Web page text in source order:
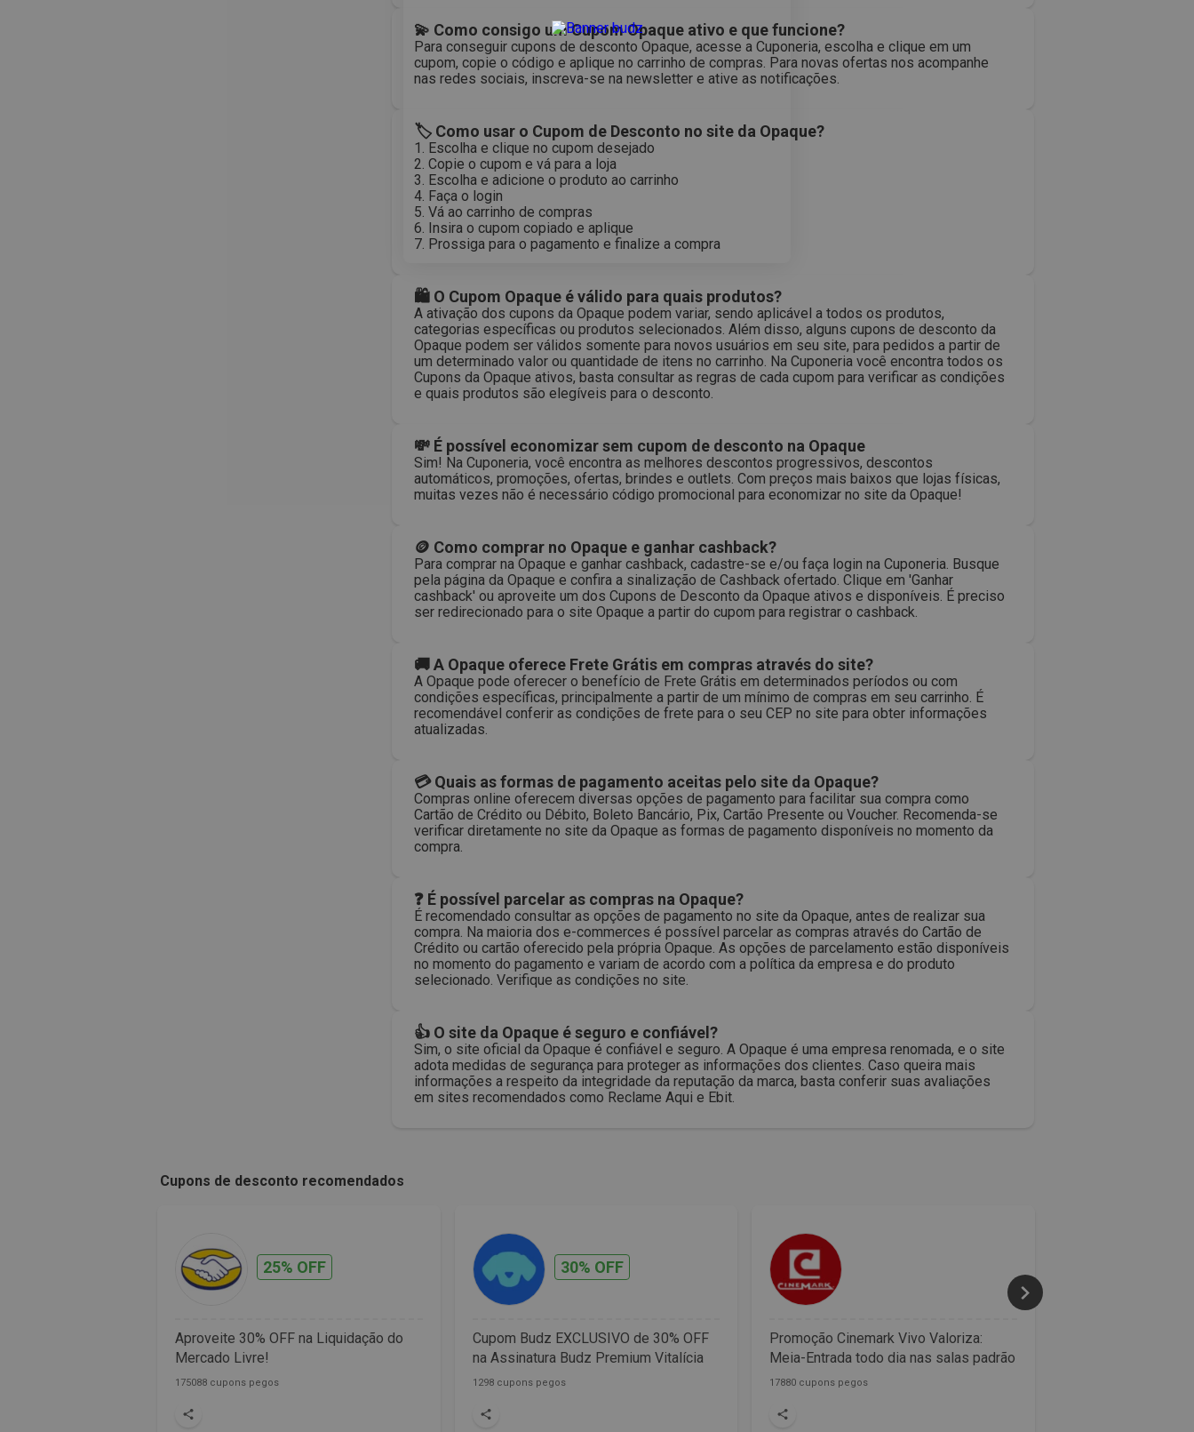
💫 Como consigo um Cupom Opaque ativo e que funcione?
Para conseguir cupons de desconto Opaque, acesse a Cuponeria, escolha e clique em um
cupom, copie o código e aplique no carrinho de compras. Para novas ofertas nos acompanhe
nas redes sociais, inscreva-se na newsletter e ative as notificações.
🏷 Como usar o Cupom de Desconto no site da Opaque?
1. Escolha e clique no cupom desejado
2. Copie o cupom e vá para a loja
3. Escolha e adicione o produto ao carrinho
4. Faça o login
5. Vá ao carrinho de compras
6. Insira o cupom copiado e aplique
7. Prossiga para o pagamento e finalize a compra
🛍 O Cupom Opaque é válido para quais produtos?
A ativação dos cupons da Opaque podem variar, sendo aplicável a todos os produtos,
categorias específicas ou produtos selecionados. Além disso, alguns cupons de desconto da
Opaque podem ser válidos somente para novos usuários em seu site, para pedidos a partir de
um determinado valor ou quantidade de itens no carrinho. Na Cuponeria você encontra todos os
Cupons da Opaque ativos, basta consultar as regras de cada cupom para verificar as condições
e quais produtos são elegíveis para o desconto.
💸 É possível economizar sem cupom de desconto na Opaque
Sim! Na Cuponeria, você encontra as melhores descontos progressivos, descontos
automáticos, promoções, ofertas, brindes e outlets. Com preços mais baixos que lojas físicas,
muitas vezes não é necessário código promocional para economizar no site da Opaque!
🪙 Como comprar no Opaque e ganhar cashback?
Para comprar na Opaque e ganhar cashback, cadastre-se e/ou faça login na Cuponeria. Busque
pela página da Opaque e confira a sinalização de Cashback ofertado. Clique em 'Ganhar
cashback' ou aproveite um dos Cupons de Desconto da Opaque ativos e disponíveis. É preciso
ser redirecionado para o site Opaque a partir do cupom para registrar o cashback.
🚚 A Opaque oferece Frete Grátis em compras através do site?
A Opaque pode oferecer o benefício de Frete Grátis em determinados períodos ou com
condições específicas, principalmente a partir de um mínimo de compras em seu carrinho. É
recomendável conferir as condições de frete para o seu CEP no site para obter informações
atualizadas.
💳 Quais as formas de pagamento aceitas pelo site da Opaque?
Compras online oferecem diversas opções de pagamento para facilitar sua compra como
Cartão de Crédito ou Débito, Boleto Bancário, Pix, Cartão Presente ou Voucher. Recomenda-se
verificar diretamente no site da Opaque as formas de pagamento disponíveis no momento da
compra.
❓ É possível parcelar as compras na Opaque?
É recomendado consultar as opções de pagamento no site da Opaque, antes de realizar sua
compra. Na maioria dos e-commerces é possível parcelar as compras através do Cartão de
Crédito ou cartão oferecido pela própria Opaque. As opções de parcelamento estão disponíveis
no momento do pagamento e variam de acordo com a política da empresa e do produto
selecionado. Verifique as condições no site.
👍 O site da Opaque é seguro e confiável?
Sim, o site oficial da Opaque é confiável e seguro. A Opaque é uma empresa renomada, e o site
adota medidas de segurança para proteger as informações dos clientes. Caso queira mais
informações a respeito da integridade da reputação da marca, basta conferir suas avaliações
em sites recomendados como Reclame Aqui e Ebit.
Cupons de desconto recomendados
25% OFF
Aproveite 30% OFF na Liquidação do
Mercado Livre!
175088 cupons pegos
30% OFF
Cupom Budz EXCLUSIVO de 30% OFF
na Assinatura Budz Premium Vitalícia
1298 cupons pegos
Promoção Cinemark Vivo Valoriza:
Meia-Entrada todo dia nas salas padrão
17880 cupons pegos